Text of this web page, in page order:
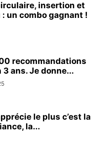
insertion et
un combo gagnant !
recommandations
3 ans. Je donne...
le plus c’est la
la...